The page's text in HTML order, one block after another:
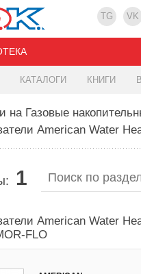
TG VK
КАТАЛОГИ КНИГИ
на Газовые
American Water
1
American Water
FLO